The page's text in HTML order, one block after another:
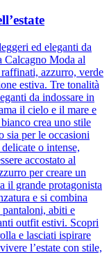
ed eleganti da
Calcagno Moda al
azzurro, verde
estiva. Tre tonalità
da indossare in
il cielo e il mare e
crea uno stile
sia per le occasioni
o intense,
accostato al
per creare un
il grande protagonista
e si combina
abiti e
outfit estivi. Scopri
e lasciati ispirare
l’estate con stile,